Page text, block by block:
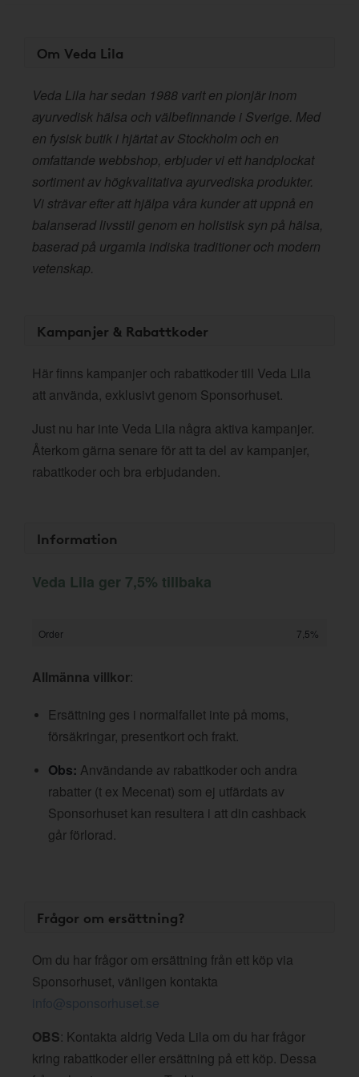
Om Veda Lila
Veda Lila har sedan 1988 varit en pionjär inom
ayurvedisk hälsa och välbefinnande i Sverige. Med
en fysisk butik i hjärtat av Stockholm och en
omfattande webbshop, erbjuder vi ett handplockat
sortiment av högkvalitativa ayurvediska produkter.
Vi strävar efter att hjälpa våra kunder att uppnå en
balanserad livsstil genom en holistisk syn på hälsa,
baserad på urgamla indiska traditioner och modern
vetenskap.
Kampanjer & Rabattkoder
Här finns kampanjer och rabattkoder till Veda Lila
att använda, exklusivt genom Sponsorhuset.
Just nu har inte Veda Lila några aktiva kampanjer.
Återkom gärna senare för att ta del av kampanjer,
rabattkoder och bra erbjudanden.
Information
Veda Lila ger 7,5% tillbaka
Order 7,5%
Allmänna villkor:
Ersättning ges i normalfallet inte på moms,
försäkringar, presentkort och frakt.
Obs: Användande av rabattkoder och andra
rabatter (t ex Mecenat) som ej utfärdats av
Sponsorhuset kan resultera i att din cashback
går förlorad.
Frågor om ersättning?
Om du har frågor om ersättning från ett köp via
Sponsorhuset, vänligen kontakta
info@sponsorhuset.se
OBS: Kontakta aldrig Veda Lila om du har frågor
kring rabattkoder eller ersättning på ett köp. Dessa